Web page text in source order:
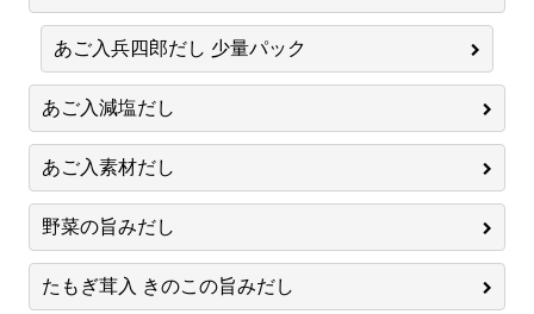
あご入兵四郎だし 少量パック
あご入減塩だし
あご入素材だし
野菜の旨みだし
たもぎ茸入 きのこの旨みだし